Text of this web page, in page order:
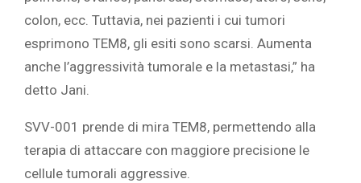
colon, ecc. Tuttavia, nei pazienti i cui tumori
esprimono TEM8, gli esiti sono scarsi. Aumenta
anche l’aggressività tumorale e la metastasi,” ha
detto Jani.
SVV-001 prende di mira TEM8, permettendo alla
terapia di attaccare con maggiore precisione le
cellule tumorali aggressive.